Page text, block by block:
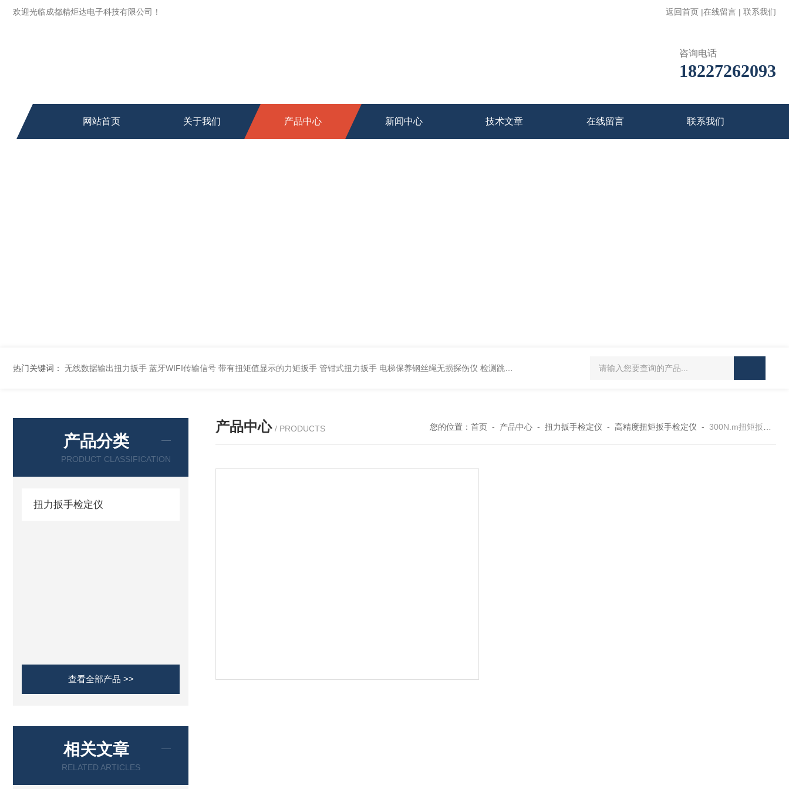
欢迎光临成都精炬达电子科技有限公司！ 返回首页 |在线留言 | 联系我们
咨询电话
18227262093
网站首页 关于我们 产品中心 新闻中心 技术文章 在线留言 联系我们
热门关键词： 无线数据输出扭力扳手 蓝牙WIFI传输信号 带有扭矩值显示的力矩扳手 管钳式扭力扳手 电梯保养钢丝绳无损探伤仪 检测跳丝/断丝 5-300N.m的扭矩扳手检定仪 机械扳手校准仪
产品分类
PRODUCT CLASSIFICATION
扭力扳手检定仪
查看全部产品 >>
相关文章
RELATED ARTICLES
产品中心 / PRODUCTS 您的位置： 首页- 产品中心- 扭力扳手检定仪 - 高精度扭矩扳手检定仪 - 300N.m扭矩扳手测试仪 数字扭力扳手检定仪